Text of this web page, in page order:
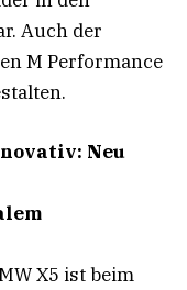
Auch der
M Performance
Neu
X5 ist beim